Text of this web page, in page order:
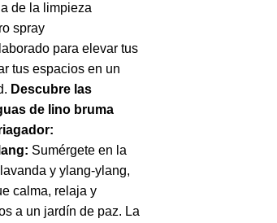
de la limpieza
spray
para elevar tus
tus espacios en un
Descubre las
de lino bruma
Sumérgete en la
y ylang-ylang,
calma, relaja y
a un jardín de paz. La